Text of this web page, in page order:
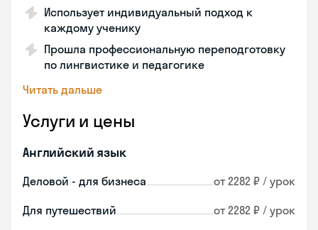
Использует индивидуальный подход к
каждому ученику
Прошла профессиональную переподготовку
по лингвистике и педагогике
Читать дальше
Услуги и цены
Английский язык
Деловой - для бизнеса от 2282 ₽ / урок
Для путешествий от 2282 ₽ / урок